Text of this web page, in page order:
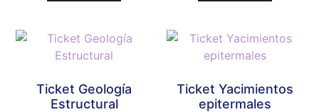
Ticket Geología
Estructural
Ticket Yacimientos
epitermales